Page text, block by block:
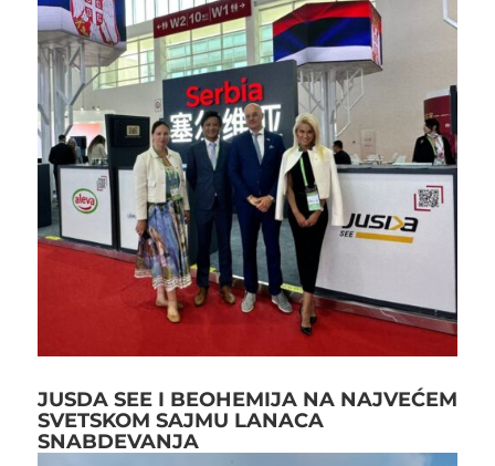
JUSDA SEE I BEOHEMIJA NA NAJVEĆEM
SVETSKOM SAJMU LANACA
SNABDEVANJA